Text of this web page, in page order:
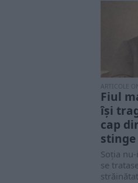
ARTICOLE
Fiul
își
cap
Soția
se